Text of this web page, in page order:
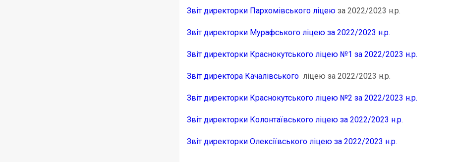
Звіт директорки Пархомівського ліцеюза 2022/2023 н.р.
Звіт директорки Мурафського ліцею за 2022/2023 н.р.
Звіт директорки Краснокутського ліцею №1 за 2022/2023 н.р.
Звіт директора Качалівського ліцею за 2022/2023 н.р.
Звіт директорки Краснокутського ліцею №2 за 2022/2023 н.р.
Звіт директорки Колонтаївського ліцею за 2022/2023 н.р.
Звіт директорки Олексіївського ліцею за 2022/2023 н.р.